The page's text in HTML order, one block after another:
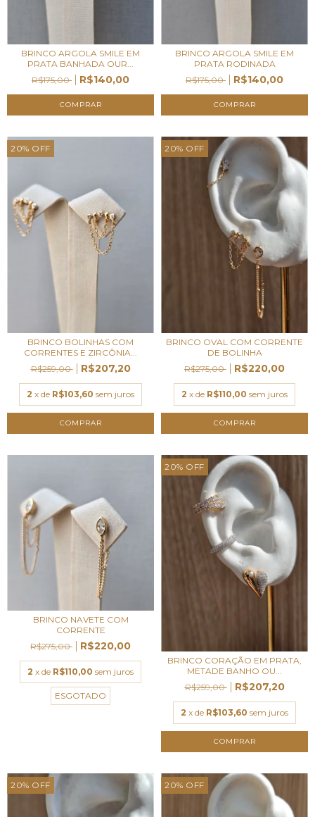
BRINCO ARGOLA SMILE EM
PRATA BANHADA OUR...
R$175,00
R$140,00
BRINCO ARGOLA SMILE EM
PRATA RODINADA
R$175,00
R$140,00
20% OFF
BRINCO BOLINHAS COM
CORRENTES E ZIRCÔNIA...
R$259,00
R$207,20
2 x de R$103,60 sem juros
20% OFF
BRINCO OVAL COM CORRENTE
DE BOLINHA
R$275,00
R$220,00
2 x de R$110,00 sem juros
BRINCO NAVETE COM
CORRENTE
R$275,00
R$220,00
2 x de R$110,00 sem juros
ESGOTADO
20% OFF
BRINCO CORAÇÃO EM PRATA,
METADE BANHO OU...
R$259,00
R$207,20
2 x de R$103,60 sem juros
20% OFF 20% OFF